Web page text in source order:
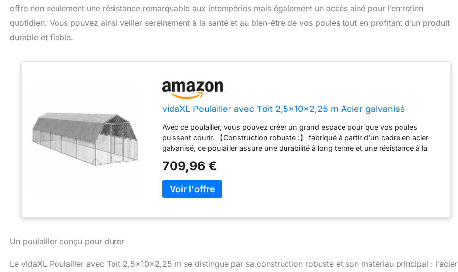
offre non seulement une résistance remarquable aux intempéries mais également un accès aisé pour l’entretien
quotidien. Vous pouvez ainsi veiller sereinement à la santé et au bien-être de vos poules tout en profitant d’un produit
durable et fiable.
vidaXL Poulailler avec Toit 2,5x10x2,25 m Acier galvanisé
Avec ce poulailler, vous pouvez créer un grand espace pour que vos poules
puissent courir. 【Construction robuste :】 fabriqué à partir d'un cadre en acier
galvanisé, ce poulailler assure une durabilité à long terme et une résistance à la
:】 le toit résistant à l'eau protège vos poules du soleil et de la pluie, ce qui permet
de garder le poulailler sec et d'offrir une protection fiable à vos poules.
【Conception en maille :】 le fil à mailles hexagonales offre une excellente
protection contre les prédateurs tout en permettant une bonne ventilation,
accessible est doté d'une porte verrouillable qui vous permet de nettoyer, de
709,96 €
Un poulailler conçu pour durer
Le vidaXL Poulailler avec Toit 2,5x10x2,25 m se distingue par sa construction robuste et son matériau principal : l’acier